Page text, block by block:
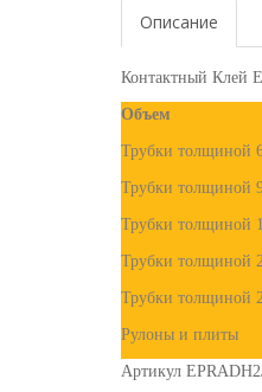
Описание
Контактный Клей
Объем
Трубки толщиной
Трубки толщиной
Трубки толщиной
Трубки толщиной
Трубки толщиной
Рулоны и плиты
Артикул